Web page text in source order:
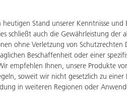
Stand unserer Kenntnisse
schließt auch die Gewährleistung
ohne Verletzung von
Beschaffenheit oder einer
empfehlen Ihnen, unsere Produkte
soweit wir nicht gesetzlich zu
in weiteren Regionen oder